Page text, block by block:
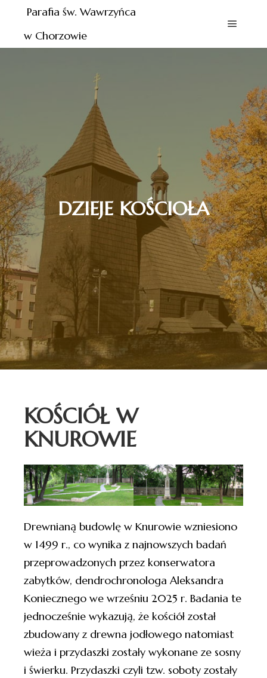
Parafia św. Wawrzyńca
w Chorzowie
DZIEJE KOŚCIOŁA
KOŚCIÓŁ W
KNUROWIE
Drewnianą budowlę w Knurowie wzniesiono
w 1499 r., co wynika z najnowszych badań
przeprowadzonych przez konserwatora
zabytków, dendrochronologa Aleksandra
Koniecznego we wrześniu 2025 r. Badania te
jednocześnie wykazują, że kościół został
zbudowany z drewna jodłowego natomiast
wieża i przydaszki zostały wykonane ze sosny
i świerku. Przydaszki czyli tzw. soboty zostały